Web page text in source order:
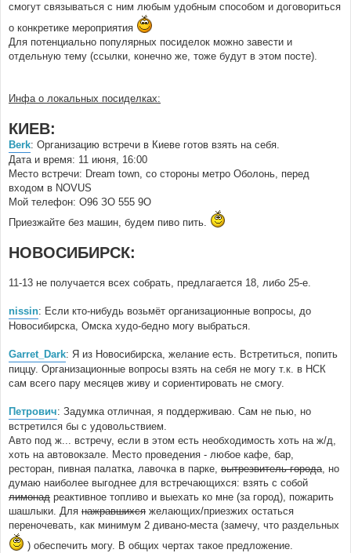
смогут связываться с ним любым удобным способом и договориться
о конкретике мероприятия
Для потенциально популярных посиделок можно завести и
отдельную тему (ссылки, конечно же, тоже будут в этом посте).
Инфа о локальных посиделках:
КИЕВ:
Berk: Организацию встречи в Киеве готов взять на себя.
Дата и время: 11 июня, 16:00
Место встречи: Dream town, со стороны метро Оболонь, перед
входом в NOVUS
Мой телефон: О96 ЗО 555 9О
Приезжайте без машин, будем пиво пить.
НОВОСИБИРСК:
11-13 не получается всех собрать, предлагается 18, либо 25-е.
nissin: Если кто-нибудь возьмёт организационные вопросы, до
Новосибирска, Омска худо-бедно могу выбраться.
Garret_Dark: Я из Новосибирска, желание есть. Встретиться, попить
пиццу. Организационные вопросы взять на себя не могу т.к. в НСК
сам всего пару месяцев живу и сориентировать не смогу.
Петрович: Задумка отличная, я поддерживаю. Сам не пью, но
встретился бы с удовольствием.
Авто под ж... встречу, если в этом есть необходимость хоть на ж/д,
хоть на автовокзале. Место проведения - любое кафе, бар,
ресторан, пивная палатка, лавочка в парке, вытрезвитель города, но
думаю наиболее выгоднее для встречающихся: взять с собой
лимонад реактивное топливо и выехать ко мне (за город), пожарить
шашлыки. Для нажравшихся желающих/приезжих остаться
переночевать, как минимум 2 дивано-места (замечу, что раздельных
) обеспечить могу. В общих чертах такое предложение.